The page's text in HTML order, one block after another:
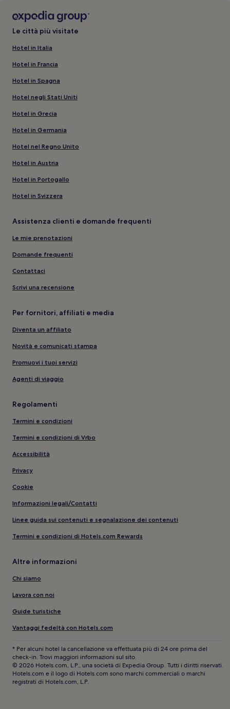
Le città più visitate
Hotel in Italia
Hotel in Francia
Hotel in Spagna
Hotel negli Stati Uniti
Hotel in Grecia
Hotel in Germania
Hotel nel Regno Unito
Hotel in Austria
Hotel in Portogallo
Hotel in Svizzera
Assistenza clienti e domande frequenti
Le mie prenotazioni
Domande frequenti
Contattaci
Scrivi una recensione
Per fornitori, affiliati e media
Diventa un affiliato
Novità e comunicati stampa
Promuovi i tuoi servizi
Agenti di viaggio
Regolamenti
Termini e condizioni
Termini e condizioni di Vrbo
Accessibilità
Privacy
Cookie
Informazioni legali/Contatti
Linee guida sui contenuti e segnalazione dei contenuti
Termini e condizioni di Hotels.com Rewards
Altre informazioni
Chi siamo
Lavora con noi
Guide turistiche
Vantaggi fedeltà con Hotels.com
* Per alcuni hotel la cancellazione va effettuata più di 24 ore prima del
check-in. Trovi maggiori informazioni sul sito.
© 2026 Hotels.com, L.P., una società di Expedia Group. Tutti i diritti riservati.
Hotels.com e il logo di Hotels.com sono marchi commerciali o marchi
registrati di Hotels.com, L.P.